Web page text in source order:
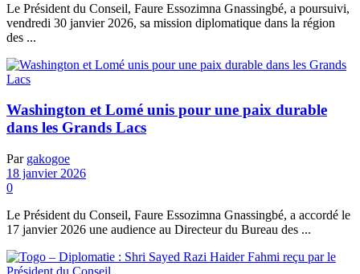
Le Président du Conseil, Faure Essozimna Gnassingbé, a poursuivi,
vendredi 30 janvier 2026, sa mission diplomatique dans la région
des ...
Washington et Lomé unis pour une paix durable
dans les Grands Lacs
Par gakogoe
18 janvier 2026
0
Le Président du Conseil, Faure Essozimna Gnassingbé, a accordé le
17 janvier 2026 une audience au Directeur du Bureau des ...